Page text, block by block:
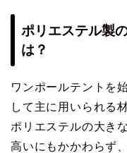
ポリエステル製
は？
ワンポールテントを
して主に用いられる
ポリエステルの大き
高いにもかかわらず